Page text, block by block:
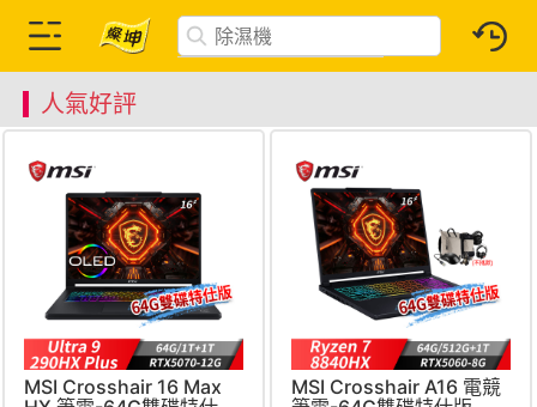
人氣好評
MSI Crosshair 16 Max
MSI Crosshair A16 電競